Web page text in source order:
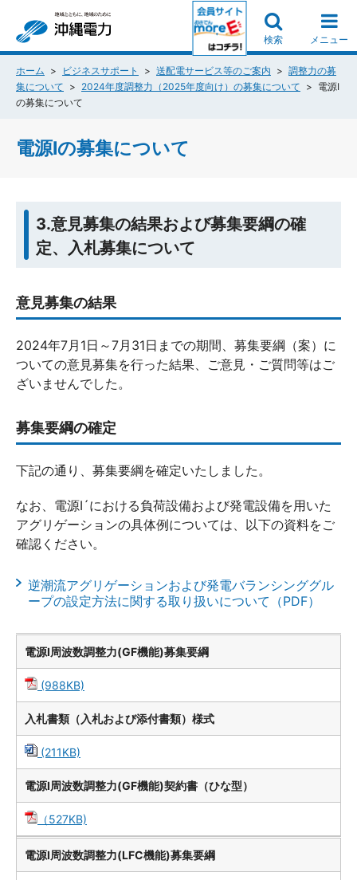
検索 メニュー
ホーム ビジネスサポート 送配電サービス等のご案内
調整力の募
集について
2024年度調整力（2025年度向け）の募集について
電源Ⅰ
の募集について
電源Ⅰの募集について
3.意見募集の結果および募集要綱の確
定、入札募集について
意見募集の結果
2024年7月1日～7月31日までの期間、募集要綱（案）に
ついての意見募集を行った結果、ご意見・ご質問等はご
ざいませんでした。
募集要綱の確定
下記の通り、募集要綱を確定いたしました。
なお、電源Ⅰ´における負荷設備および発電設備を用いた
アグリゲーションの具体例については、以下の資料をご
確認ください。
逆潮流アグリゲーションおよび発電バランシンググル
ープの設定方法に関する取り扱いについて（PDF）
電源Ⅰ周波数調整力(GF機能)募集要綱
(988KB)
入札書類（入札および添付書類）様式
(211KB)
電源Ⅰ周波数調整力(GF機能)契約書（ひな型）
（527KB)
電源Ⅰ周波数調整力(LFC機能)募集要綱